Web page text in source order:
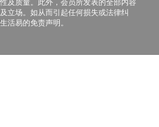
立场。如从而引起任何损失或法律纠
活易的免责声明。